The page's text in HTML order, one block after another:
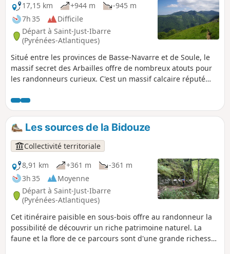
17,15 km
+944 m
-945 m
7h 35
Difficile
Départ à Saint-Just-Ibarre
(Pyrénées-Atlantiques)
Situé entre les provinces de Basse-Navarre et de Soule, le
massif secret des Arbailles offre de nombreux atouts pour
les randonneurs curieux. C'est un massif calcaire réputé
spéléologie. Situé dans la partie Nord du massif, l'itinéraire
du Beltxu, outre son très beau panorama, propose une
randonnée ambitieuse et variée. La vue porte très loin et
récompensera les quelques efforts supplémentaires.
Les sources de la Bidouze
Collectivité territoriale
8,91 km
+361 m
-361 m
3h 35
Moyenne
Départ à Saint-Just-Ibarre
(Pyrénées-Atlantiques)
Cet itinéraire paisible en sous-bois offre au randonneur la
possibilité de découvrir un riche patrimoine naturel. La
faune et la flore de ce parcours sont d'une grande richesse